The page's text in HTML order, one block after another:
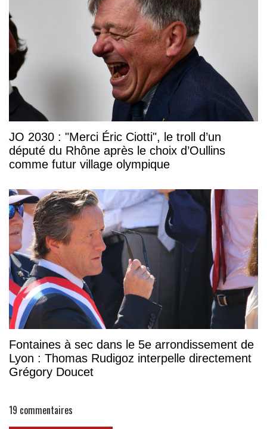
JO 2030 : "Merci Éric Ciotti", le troll d’un
député du Rhône après le choix d’Oullins
comme futur village olympique
Fontaines à sec dans le 5e arrondissement de
Lyon : Thomas Rudigoz interpelle directement
Grégory Doucet
19 commentaires